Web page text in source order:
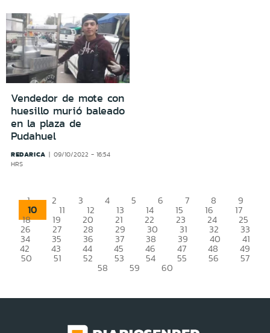
Vendedor de mote con
huesillo murió baleado
en la plaza de
Pudahuel
REDARICA
09/10/2022 - 16:54
HRS
1 2 3 4 5 6 7 8 9
10 11 12 13 14 15 16 17
18 19 20 21 22 23 24 25
26 27 28 29 30 31 32 33
34 35 36 37 38 39 40 41
42 43 44 45 46 47 48 49
50 51 52 53 54 55 56 57
58 59 60